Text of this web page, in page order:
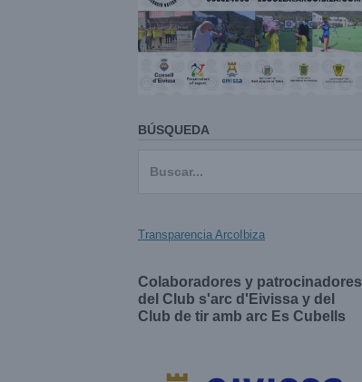
BÚSQUEDA
Transparencia ArcoIbiza
Colaboradores y patrocinadores
del Club s'arc d'Eivissa y del
Club de tir amb arc Es Cubells